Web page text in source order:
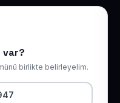
var?
birlikte belirleyelim.